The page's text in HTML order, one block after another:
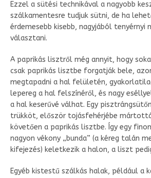
Ezzel a sütési technikával a nagyobb
szálkamentesre tudjuk sütni, de ha
érdemesebb kisebb, nagyjából tenyérnyi
választani.
A paprikás lisztről még annyit, hogy
csak paprikás lisztbe forgatják bele,
megtapadni a hal felületén,
lepereg a hal felszínéről, és nagy
a hal keserűvé válhat. Egy
trükköt, először tojásfehérjébe
követően a paprikás lisztbe. Így egy
nagyon vékony „bunda” (a kéreg talán
kifejezés) keletkezik a halon, a liszt
Egyéb kistestű szálkás halak, például a